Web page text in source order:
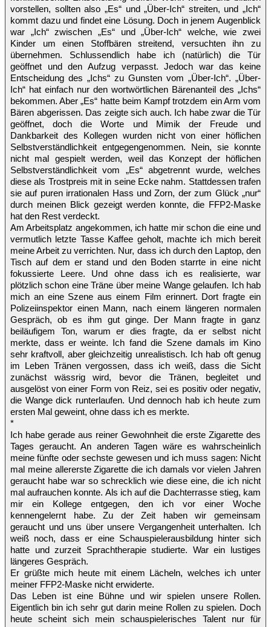
vorstellen, sollten also „Es“ und „Über-Ich“ streiten, und „Ich“
kommt dazu und findet eine Lösung. Doch in jenem Augenblick
war „Ich“ zwischen „Es“ und „Über-Ich“ welche, wie zwei
Kinder um einen Stoffbären streitend, versuchten ihn zu
übernehmen. Schlussendlich habe ich (natürlich) die Tür
geöffnet und den Aufzug verpasst. Jedoch war das keine
Entscheidung des „Ichs“ zu Gunsten vom „Über-Ich“. „Über-
Ich“ hat einfach nur den wortwörtlichen Bärenanteil des „Ichs“
bekommen. Aber „Es“ hatte beim Kampf trotzdem ein Arm vom
Bären abgerissen. Das zeigte sich auch. Ich habe zwar die Tür
geöffnet, doch die Worte und Mimik der Freude und
Dankbarkeit des Kollegen wurden nicht von einer höflichen
Selbstverständlichkeit entgegengenommen. Nein, sie konnte
nicht mal gespielt werden, weil das Konzept der höflichen
Selbstverständlichkeit vom „Es“ abgetrennt wurde, welches
diese als Trostpreis mit in seine Ecke nahm. Stattdessen trafen
sie auf puren irrationalen Hass und Zorn, der zum Glück „nur“
durch meinen Blick gezeigt werden konnte, die FFP2-Maske
hat den Rest verdeckt.
Am Arbeitsplatz angekommen, ich hatte mir schon die eine und
vermutlich letzte Tasse Kaffee geholt, machte ich mich bereit
meine Arbeit zu verrichten. Nur, dass ich durch den Laptop, den
Tisch auf dem er stand und den Boden starrte in eine nicht
fokussierte Leere. Und ohne dass ich es realisierte, war
plötzlich schon eine Träne über meine Wange gelaufen. Ich hab
mich an eine Szene aus einem Film erinnert. Dort fragte ein
Polizeiinspektor einen Mann, nach einem längeren normalen
Gespräch, ob es ihm gut ginge. Der Mann fragte in ganz
beiläufigem Ton, warum er dies fragte, da er selbst nicht
merkte, dass er weinte. Ich fand die Szene damals im Kino
sehr kraftvoll, aber gleichzeitig unrealistisch. Ich hab oft genug
im Leben Tränen vergossen, dass ich weiß, dass die Sicht
zunächst wässrig wird, bevor die Tränen, begleitet und
ausgelöst von einer Form von Reiz, sei es positiv oder negativ,
die Wange dick runterlaufen. Und dennoch hab ich heute zum
ersten Mal geweint, ohne dass ich es merkte.
*
Ich habe gerade aus reiner Gewohnheit die erste Zigarette des
Tages geraucht. An anderen Tagen wäre es wahrscheinlich
meine fünfte oder sechste gewesen und ich muss sagen: Nicht
mal meine allererste Zigarette die ich damals vor vielen Jahren
geraucht habe war so schrecklich wie diese eine, die ich nicht
mal aufrauchen konnte. Als ich auf die Dachterrasse stieg, kam
mir ein Kollege entgegen, den ich vor einer Woche
kennengelernt habe. Zu der Zeit haben wir gemeinsam
geraucht und uns über unsere Vergangenheit unterhalten. Ich
weiß noch, dass er eine Schauspielerausbildung hinter sich
hatte und zurzeit Sprachtherapie studierte. War ein lustiges
längeres Gespräch.
Er grüßte mich heute mit einem Lächeln, welches ich unter
meiner FFP2-Maske nicht erwiderte.
Das Leben ist eine Bühne und wir spielen unsere Rollen.
Eigentlich bin ich sehr gut darin meine Rollen zu spielen. Doch
heute scheint sich mein schauspielerisches Talent nur für